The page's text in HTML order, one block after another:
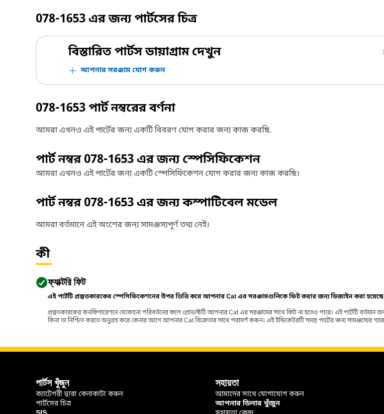
078-1653এর জন্য পার্টসের চিত্র
বিস্তারিত পার্টস ডায়াগ্রাম দেখুন
আপনার সরঞ্জাম যোগ করুন
078-1653পার্ট নম্বরের বর্ণনা
আমরা এখনও এই পার্টের জন্য একটি বিবরণ যোগ করার জন্য কাজ করছি.
পার্ট নম্বর078-1653এর জন্য স্পেসিফিকেশন
আমরা এখনও এই পার্টের জন্য একটি স্পেসিফিকেশন যোগ করার জন্য কাজ করছি।
পার্ট নম্বর078-1653এর জন্য কম্পাটিবেল মডেল
আমরা বর্তমানে এই অংশের জন্য সামঞ্জস্যপূর্ণ তথ্য নেই।
কী
ফ্যাক্টরি ফিট
এই পার্টটি প্রস্তুতকারকের স্পেসিফিকেশনের উপর ভিত্তি করে আপনার Cat এর সরঞ্জামগুলিকে ফিট করার জন্য ডিজাইন করা
প্রস্তুতকারকের কনফিগারেশনে যেকোনো পরিবর্তনের ফলে প্রোডাক্টটি আপনার Cat এর সরঞ্জামের সাথে ফিট না হতেও পারে। এই পার্টটি
কিনা তা নিশ্চিত করতে অনুগ্রহ করে কেনার আগে আপনার Cat বিক্রেতার সাথে পরামর্শ করুন। এই ইন্ডিকেটরটি সমস্ত পার্টের জন্য সামঞ্জস্যের
পার্টস খুঁজুন
ক্যাটেগরী দ্বারা কেনাকাটা করুন
পার্টসের চিত্র
সহায়তা
আমাদের সাথে যোগাযোগ করুন
আপনার ডিলার খুঁজুন